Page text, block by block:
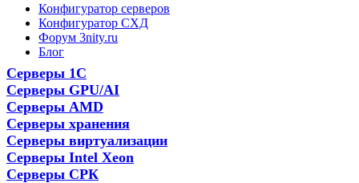
Конфигуратор серверов
Конфигуратор СХД
Форум 3nity.ru
Блог
Серверы 1С
Серверы GPU/AI
Серверы AMD
Серверы хранения
Серверы виртуализации
Серверы Intel Xeon
Серверы СРК